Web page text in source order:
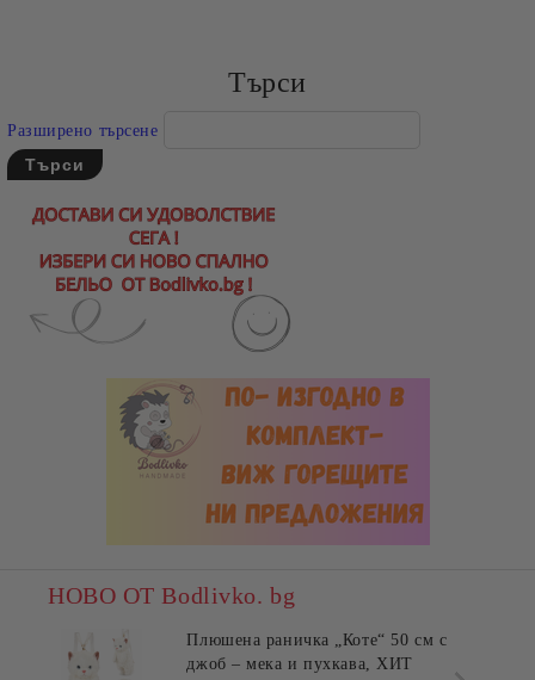
Търси
Разширено търсене
НОВО ОТ Bodlivko. bg
Плюшена раничка „Коте“ 50 см с
джоб – мека и пухкава, ХИТ